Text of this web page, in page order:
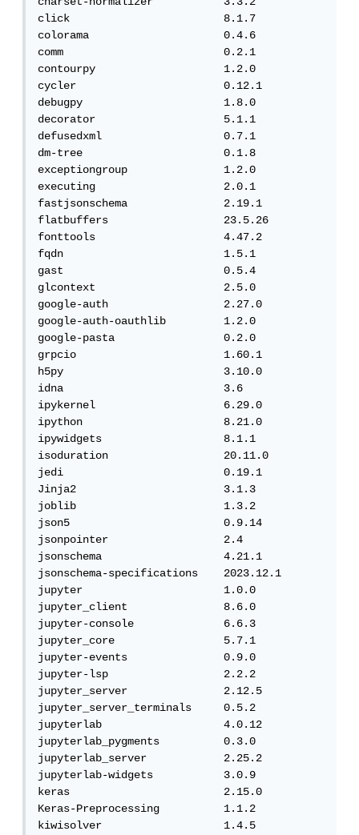
click                        8.1.7
colorama                     0.4.6
comm                         0.2.1
contourpy                    1.2.0
cycler                       0.12.1
debugpy                      1.8.0
decorator                    5.1.1
defusedxml                   0.7.1
dm-tree                      0.1.8
exceptiongroup               1.2.0
executing                    2.0.1
fastjsonschema               2.19.1
flatbuffers                  23.5.26
fonttools                    4.47.2
fqdn                         1.5.1
gast                         0.5.4
glcontext                    2.5.0
google-auth                  2.27.0
google-auth-oauthlib         1.2.0
google-pasta                 0.2.0
grpcio                       1.60.1
h5py                         3.10.0
idna                         3.6
ipykernel                    6.29.0
ipython                      8.21.0
ipywidgets                   8.1.1
isoduration                  20.11.0
jedi                         0.19.1
Jinja2                       3.1.3
joblib                       1.3.2
json5                        0.9.14
jsonpointer                  2.4
jsonschema                   4.21.1
jsonschema-specifications    2023.12.1
jupyter                      1.0.0
jupyter_client               8.6.0
jupyter-console              6.6.3
jupyter_core                 5.7.1
jupyter-events               0.9.0
jupyter-lsp                  2.2.2
jupyter_server               2.12.5
jupyter_server_terminals     0.5.2
jupyterlab                   4.0.12
jupyterlab_pygments          0.3.0
jupyterlab_server            2.25.2
jupyterlab-widgets           3.0.9
keras                        2.15.0
Keras-Preprocessing          1.1.2
kiwisolver                   1.4.5